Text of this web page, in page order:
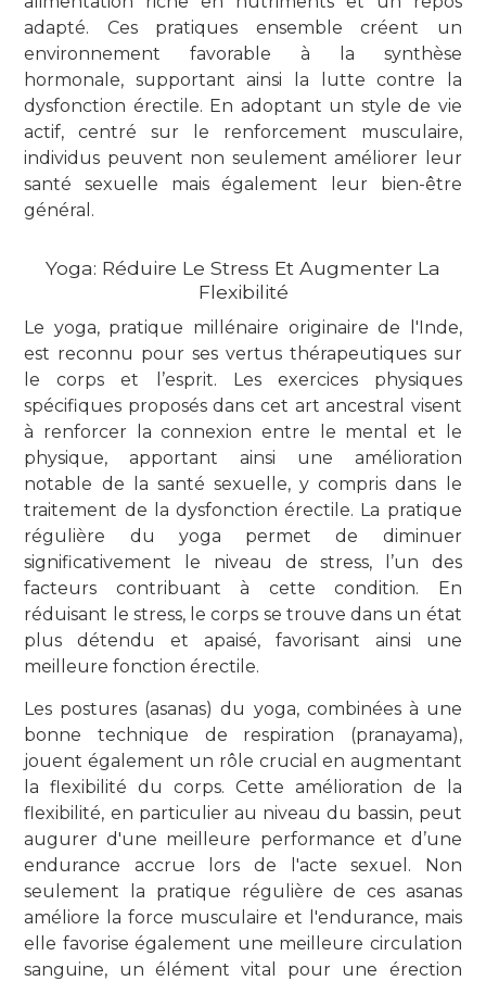
adapté. Ces pratiques ensemble créent un
environnement favorable à la synthèse
hormonale, supportant ainsi la lutte contre la
dysfonction érectile. En adoptant un style de vie
actif, centré sur le renforcement musculaire,
individus peuvent non seulement améliorer leur
santé sexuelle mais également leur bien-être
général.
Yoga: Réduire Le Stress Et Augmenter La
Flexibilité
Le yoga, pratique millénaire originaire de l'Inde,
est reconnu pour ses vertus thérapeutiques sur
le corps et l’esprit. Les exercices physiques
spécifiques proposés dans cet art ancestral visent
à renforcer la connexion entre le mental et le
physique, apportant ainsi une amélioration
notable de la santé sexuelle, y compris dans le
traitement de la dysfonction érectile. La pratique
régulière du yoga permet de diminuer
significativement le niveau de stress, l’un des
facteurs contribuant à cette condition. En
réduisant le stress, le corps se trouve dans un état
plus détendu et apaisé, favorisant ainsi une
meilleure fonction érectile.
Les postures (asanas) du yoga, combinées à une
bonne technique de respiration (pranayama),
jouent également un rôle crucial en augmentant
la flexibilité du corps. Cette amélioration de la
flexibilité, en particulier au niveau du bassin, peut
augurer d'une meilleure performance et d’une
endurance accrue lors de l'acte sexuel. Non
seulement la pratique régulière de ces asanas
améliore la force musculaire et l'endurance, mais
elle favorise également une meilleure circulation
sanguine, un élément vital pour une érection